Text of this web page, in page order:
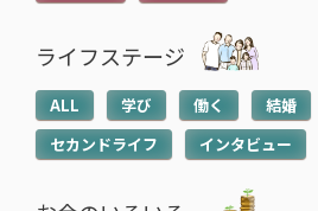
ライフステージ
ALL 学び 働く 結婚
セカンドライフ
インタビュー